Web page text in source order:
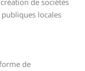
de sociétés
locales
de